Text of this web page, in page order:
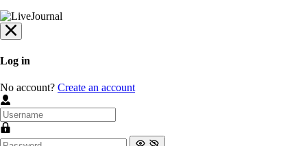
Log in
No account? Create an account